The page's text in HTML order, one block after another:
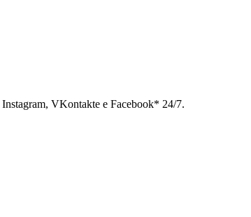
Instagram, VKontakte e Facebook* 24/7.